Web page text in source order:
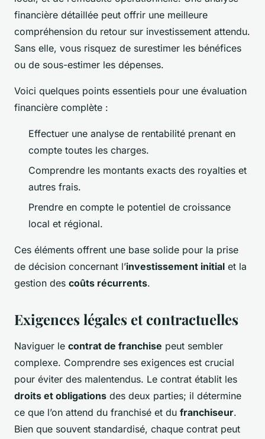
financière détaillée peut offrir une meilleure
compréhension du retour sur investissement attendu.
Sans elle, vous risquez de surestimer les bénéfices
ou de sous-estimer les dépenses.
Voici quelques points essentiels pour une évaluation
financière complète :
Effectuer une analyse de rentabilité prenant en
compte toutes les charges.
Comprendre les montants exacts des royalties et
autres frais.
Prendre en compte le potentiel de croissance
local et régional.
Ces éléments offrent une base solide pour la prise
de décision concernant l’investissement initial et la
gestion des coûts récurrents.
Exigences légales et contractuelles
Naviguer le contrat de franchise peut sembler
complexe. Comprendre ses exigences est crucial
pour éviter des malentendus. Le contrat établit les
droits et obligations des deux parties; il détermine
ce que l’on attend du franchisé et du franchiseur.
Bien que souvent standardisé, chaque contrat peut